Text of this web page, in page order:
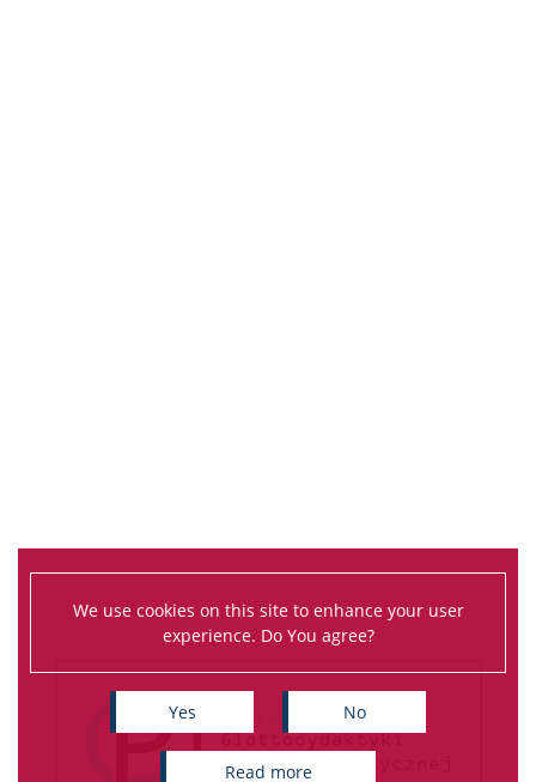
We use cookies on this site to enhance your user
experience. Do You agree?
Yes No
read more